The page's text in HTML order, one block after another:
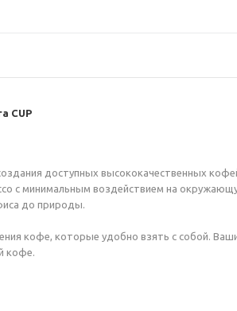
CUP
доступных высококачественных
с минимальным воздействием на
до природы.
кофе, которые удобно взять с собой.
кофе.